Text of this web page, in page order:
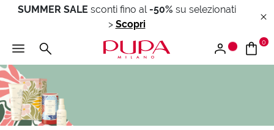
SUMMER SALE sconti fino al -50% su selezionati
> Scopri
0